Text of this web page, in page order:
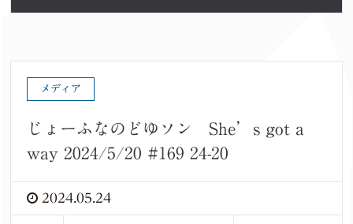
メディア
じょーふなのどゆソン She’s got a
way 2024/5/20 #169 24-20
2024.05.24